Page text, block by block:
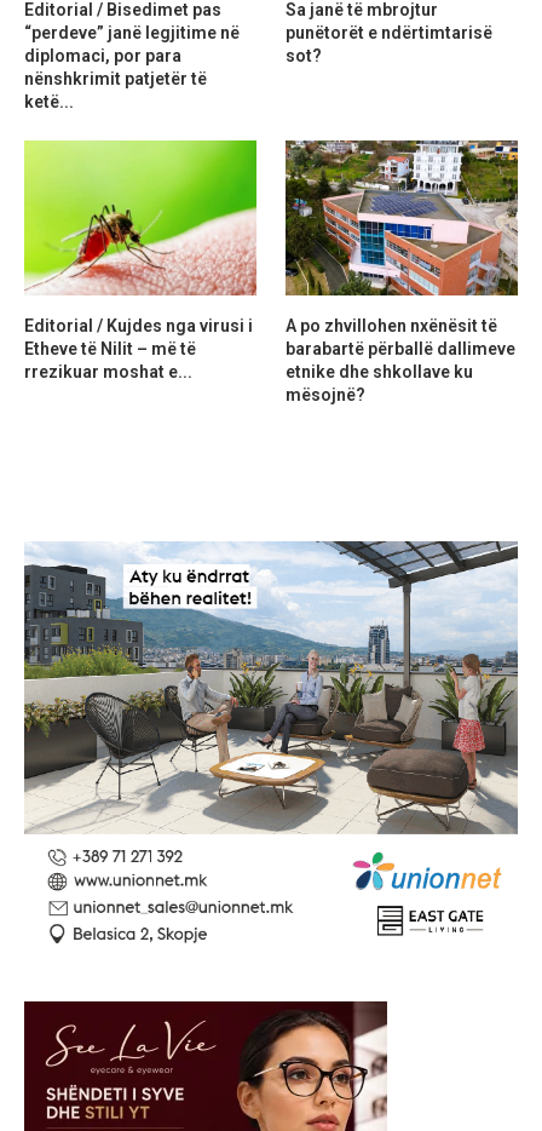
Editorial / Bisedimet pas
“perdeve” janë legjitime në
diplomaci, por para
nënshkrimit patjetër të
ketë...
Sa janë të mbrojtur
punëtorët e ndërtimtarisë
sot?
Editorial / Kujdes nga virusi i
Etheve të Nilit – më të
rrezikuar moshat e...
A po zhvillohen nxënësit të
barabartë përballë dallimeve
etnike dhe shkollave ku
mësojnë?